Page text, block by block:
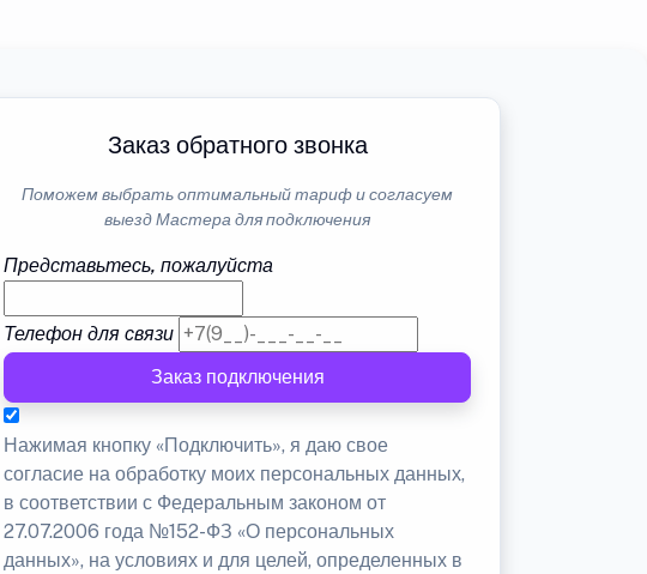
Заказ обратного звонка
Поможем выбрать оптимальный тариф и согласуем
выезд Мастера для подключения
Представьтесь, пожалуйста
Телефон для связи
Заказ подключения
Нажимая кнопку «Подключить», я даю свое
согласие на обработку моих персональных данных,
в соответствии с Федеральным законом от
27.07.2006 года №152-ФЗ «О персональных
данных», на условиях и для целей, определенных в